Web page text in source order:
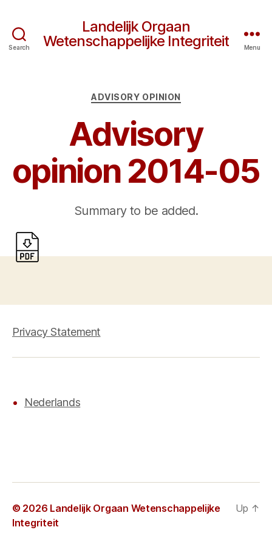
Search
Landelijk Orgaan
Wetenschappelijke Integriteit
Menu
Categories
ADVISORY OPINION
Advisory
opinion 2014-05
Summary to be added.
Privacy Statement
Nederlands
© 2026 Landelijk Orgaan Wetenschappelijke
Integriteit
Up ↑